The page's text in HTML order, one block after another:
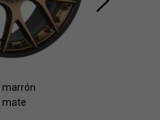
marrón
mate